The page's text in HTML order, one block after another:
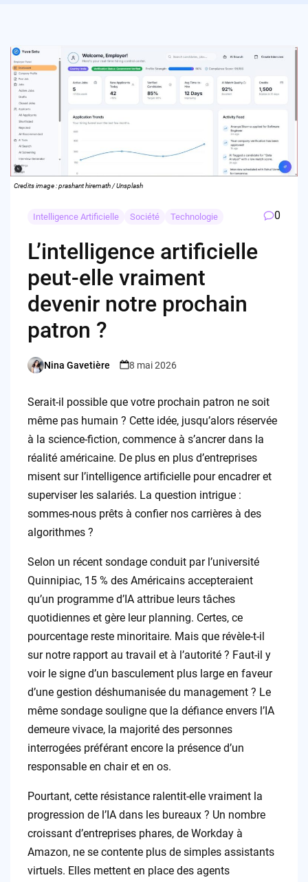
Credits image : prashant hiremath / Unsplash
Intelligence Artificielle Société Technologie 0
L’intelligence artificielle
peut-elle vraiment
devenir notre prochain
patron ?
Posted
Nina Gavetière 8 mai 2026
Serait-il possible que votre prochain patron ne soit
même pas humain ? Cette idée, jusqu’alors réservée
à la science-fiction, commence à s’ancrer dans la
réalité américaine. De plus en plus d’entreprises
misent sur l’intelligence artificielle pour encadrer et
superviser les salariés. La question intrigue :
sommes-nous prêts à confier nos carrières à des
algorithmes ?
Selon un récent sondage conduit par l’université
Quinnipiac, 15 % des Américains accepteraient
qu’un programme d’IA attribue leurs tâches
quotidiennes et gère leur planning. Certes, ce
pourcentage reste minoritaire. Mais que révèle-t-il
sur notre rapport au travail et à l’autorité ? Faut-il y
voir le signe d’un basculement plus large en faveur
d’une gestion déshumanisée du management ? Le
même sondage souligne que la défiance envers l’IA
demeure vivace, la majorité des personnes
interrogées préférant encore la présence d’un
responsable en chair et en os.
Pourtant, cette résistance ralentit-elle vraiment la
progression de l’IA dans les bureaux ? Un nombre
croissant d’entreprises phares, de Workday à
Amazon, ne se contente plus de simples assistants
virtuels. Elles mettent en place des agents